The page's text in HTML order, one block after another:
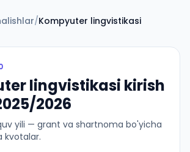
/Kompyuter lingvistikasi
lingvistikasi kirish
2026
yili — grant va shartnoma bo'yicha
kvotalar.